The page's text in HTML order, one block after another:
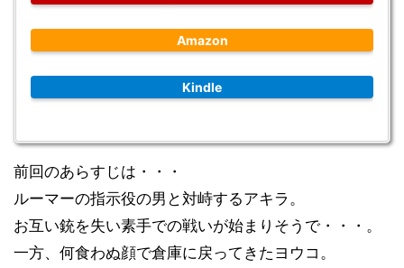
Amazon
Kindle
前回のあらすじは・・・
ルーマーの指示役の男と対峙するアキラ。
お互い銃を失い素手での戦いが始まりそうで・・・。
一方、何食わぬ顔で倉庫に戻ってきたヨウコ。